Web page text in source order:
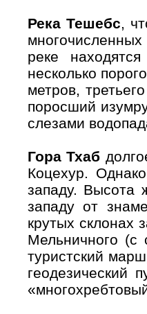
Река Тешебс,
реке
несколько
метров,
поросший
слезами
Гора Тхаб
Коцехур.
западу.
западу от
крутых склонах
Мельничного (с
туристский
геодезический